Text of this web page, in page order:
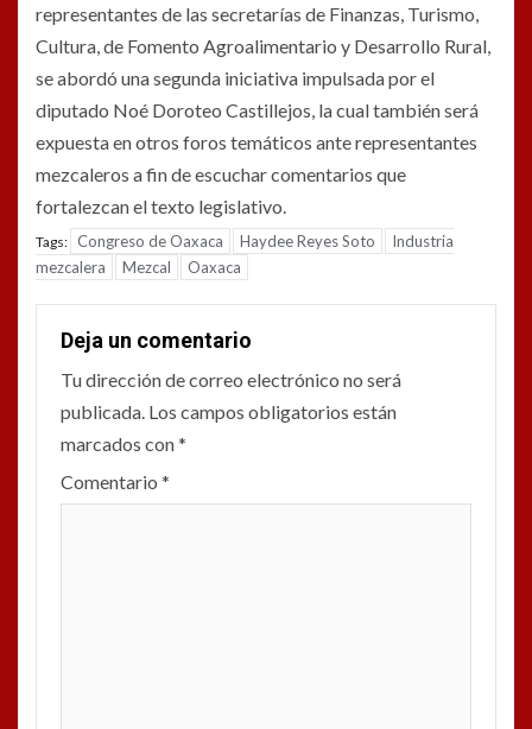
representantes de las secretarías de Finanzas, Turismo,
Cultura, de Fomento Agroalimentario y Desarrollo Rural,
se abordó una segunda iniciativa impulsada por el
diputado Noé Doroteo Castillejos, la cual también será
expuesta en otros foros temáticos ante representantes
mezcaleros a fin de escuchar comentarios que
fortalezcan el texto legislativo.
Tags: Congreso de Oaxaca Haydee Reyes Soto
Industria
mezcalera
Mezcal Oaxaca
Deja un comentario
Tu dirección de correo electrónico no será
publicada. Los campos obligatorios están
marcados con*
Comentario *